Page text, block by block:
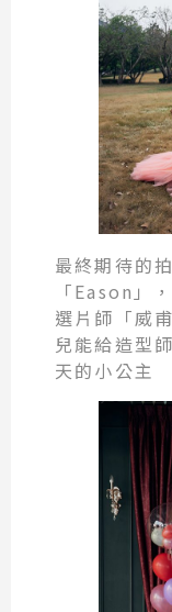
最終期待的
「Eason」
選片師「威
兒能給造型
天的小公主